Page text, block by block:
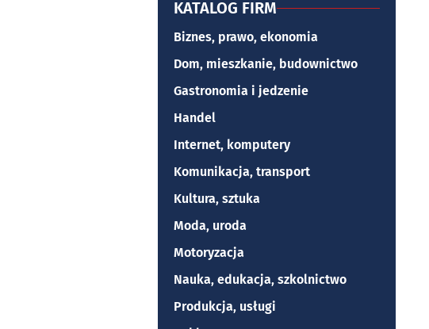
KATALOG FIRM
Biznes, prawo, ekonomia
Dom, mieszkanie, budownictwo
Gastronomia i jedzenie
Handel
Internet, komputery
Komunikacja, transport
Kultura, sztuka
Moda, uroda
Motoryzacja
Nauka, edukacja, szkolnictwo
Produkcja, usługi